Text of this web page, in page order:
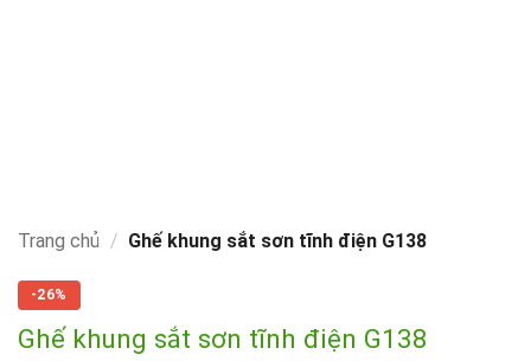
Trang chủ / Ghế khung sắt sơn tĩnh điện G138
-26%
Ghế khung sắt sơn tĩnh điện G138